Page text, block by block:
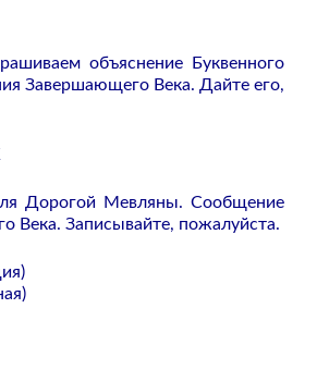
объяснение Буквенного
Завершающего Века. Дайте его,
Дорогой Мевляны. Сообщение
Века. Записывайте, пожалуйста.